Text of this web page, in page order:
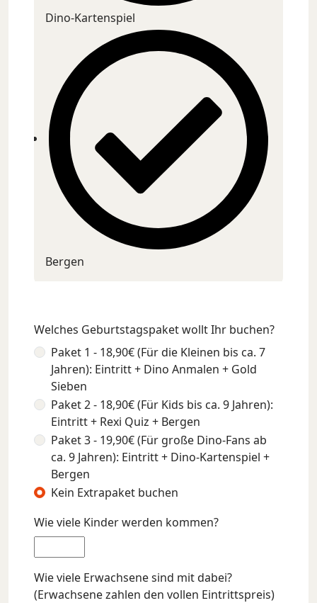
Dino-Kartenspiel
Bergen
Welches Geburtstagspaket wollt Ihr buchen?
Paket 1 - 18,90€ (Für die Kleinen bis ca. 7
Jahren): Eintritt + Dino Anmalen + Gold
Sieben
Paket 2 - 18,90€ (Für Kids bis ca. 9 Jahren):
Eintritt + Rexi Quiz + Bergen
Paket 3 - 19,90€ (Für große Dino-Fans ab
ca. 9 Jahren): Eintritt + Dino-Kartenspiel +
Bergen
Kein Extrapaket buchen
Wie viele Kinder werden kommen?
Wie viele Erwachsene sind mit dabei?
(Erwachsene zahlen den vollen Eintrittspreis)